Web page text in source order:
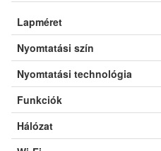
Lapméret
Nyomtatási szín
Nyomtatási technológia
Funkciók
Hálózat